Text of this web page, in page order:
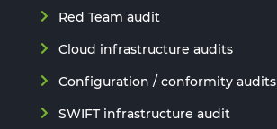
Red Team audit
Cloud infrastructure audits
Configuration / conformity audits
SWIFT infrastructure audit